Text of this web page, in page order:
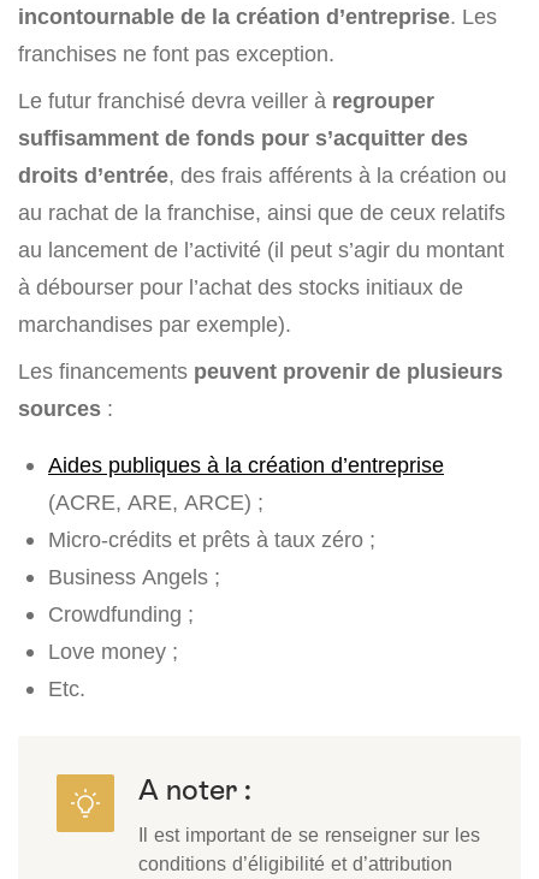
incontournable de la création d’entreprise. Les
franchises ne font pas exception.
Le futur franchisé devra veiller à regrouper
suffisamment de fonds pour s’acquitter des
droits d’entrée, des frais afférents à la création ou
au rachat de la franchise, ainsi que de ceux relatifs
au lancement de l’activité (il peut s’agir du montant
à débourser pour l’achat des stocks initiaux de
marchandises par exemple).
Les financements peuvent provenir de plusieurs
sources :
Aides publiques à la création d’entreprise
(ACRE, ARE, ARCE) ;
Micro-crédits et prêts à taux zéro ;
Business Angels ;
Crowdfunding ;
Love money ;
Etc.
A noter :
Il est important de se renseigner sur les
conditions d’éligibilité et d’attribution